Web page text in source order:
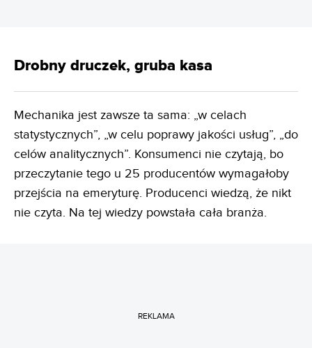
Drobny druczek, gruba kasa
Mechanika jest zawsze ta sama: „w celach
statystycznych”, „w celu poprawy jakości usług”, „do
celów analitycznych”. Konsumenci nie czytają, bo
przeczytanie tego u 25 producentów wymagałoby
przejścia na emeryturę. Producenci wiedzą, że nikt
nie czyta. Na tej wiedzy powstała cała branża.
REKLAMA